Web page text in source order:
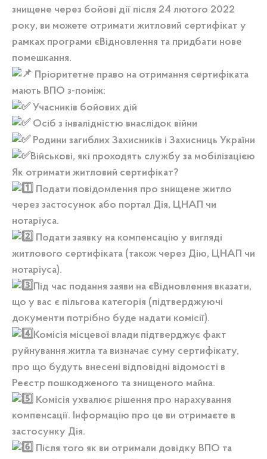
знищене через бойові дії після 24 лютого 2022
року, ви можете отримати житловий сертифікат у
рамках програми єВідновлення та придбати нове
помешкання.
Пріоритетне право на отримання сертифіката
мають ВПО з-поміж:
Учасників бойових дій
Осіб з інвалідністю внаслідок війни
Родини загиблих Захисників і Захисниць України
Військові, які проходять службу за мобілізацією
Як отримати житловий сертифікат?
Подати повідомлення про знищене житло
через застосунок або портал Дія, ЦНАП чи
нотаріуса.
Подати заявку на компенсацію у вигляді
житлового сертифіката (також через Дію, ЦНАП чи
нотаріуса).
Під час подання заяви на єВідновлення вказати,
що у вас є пільгова категорія (підтверджуючі
документи потрібно буде надати комісії).
Комісія місцевої влади підтверджує факт
руйнування житла та визначає суму сертифікату,
про що будуть внесені відповідні відомості в
Реєстр пошкодженого та знищеного майна.
Комісія ухвалює рішення про нарахування
компенсації. Інформацію про це ви отримаєте в
застосунку Дія.
Після того як ви отримали довідку ВПО та